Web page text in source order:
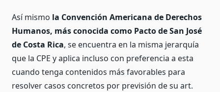
Así mismo la Convención Americana de Derechos
Humanos, más conocida como Pacto de San José
de Costa Rica, se encuentra en la misma jerarquía
que la CPE y aplica incluso con preferencia a esta
cuando tenga contenidos más favorables para
resolver casos concretos por previsión de su art.